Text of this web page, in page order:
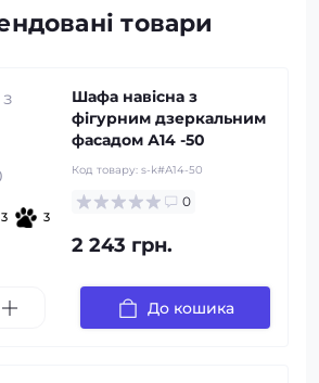
товари
3 3
Шафа навісна з
фігурним дзеркальним
фасадом А14 -50
Код товару: s-k#А14-50
0
2 243 грн.
До кошика